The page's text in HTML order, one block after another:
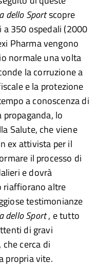
dello Sportscopre
350 ospedali (2000
Pharma vengono
normale una volta
la corruzione a
e la protezione
a conoscenza di
lo
Salute, che viene
ex attivista per il
il processo di
e dovrà
riaffiorano altre
testimonianze
dello Sport, e tutto
di gravi
, che cerca di
propria vite.